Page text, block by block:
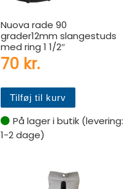
Nuova rade 90
grader12mm slangestuds
med ring 1 1/2″
70 kr.
Tilføj til kurv
På lager i butik (levering:
1-2 dage)